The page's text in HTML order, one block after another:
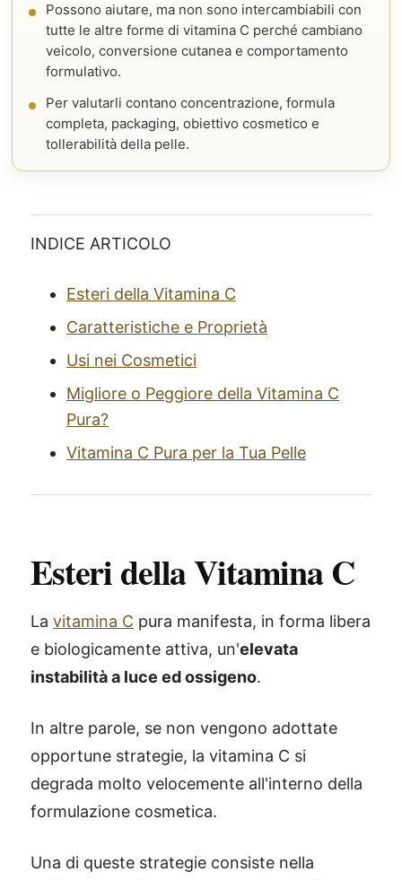
Possono aiutare, ma non sono intercambiabili con
tutte le altre forme di vitamina C perché cambiano
veicolo, conversione cutanea e comportamento
formulativo.
Per valutarli contano concentrazione, formula
completa, packaging, obiettivo cosmetico e
tollerabilità della pelle.
INDICE ARTICOLO
Esteri della Vitamina C
Caratteristiche e Proprietà
Usi nei Cosmetici
Migliore o Peggiore della Vitamina C
Pura?
Vitamina C Pura per la Tua Pelle
Esteri della Vitamina C
La vitamina C pura manifesta, in forma libera
e biologicamente attiva, un'elevata
instabilità a luce ed ossigeno.
In altre parole, se non vengono adottate
opportune strategie, la vitamina C si
degrada molto velocemente all'interno della
formulazione cosmetica.
Una di queste strategie consiste nella